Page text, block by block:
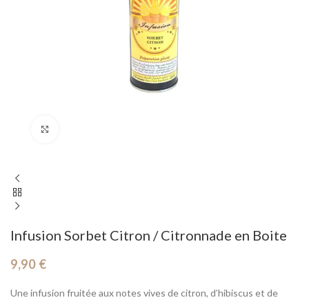
Infusion Sorbet Citron / Citronnade en Boite
9,90 €
Une infusion fruitée aux notes vives de citron, d’hibiscus et de